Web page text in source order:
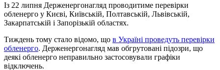
Із 22 липня Держенергонагляд проводитиме перевірки
обленерго у Києві, Київській, Полтавській, Львівській,
Закарпатській і Запорізькій областях.
Тиждень тому стало відомо, що в Україні проведуть перевірки
обленерго. Держенергонагляд мав обгрутовані підозри, що
деякі обленерго неправильно застосовували графіки
відключень.